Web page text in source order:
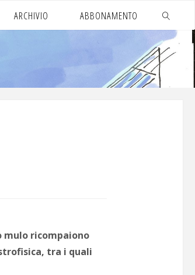
ARCHIVIO ABBONAMENTO
CERCA
mulo ricompaiono
tra i quali